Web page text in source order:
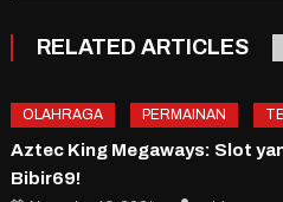
RELATED ARTICLES
OLAHRAGA PERMAINAN
Aztec King Megaways: Slot
Bibir69!